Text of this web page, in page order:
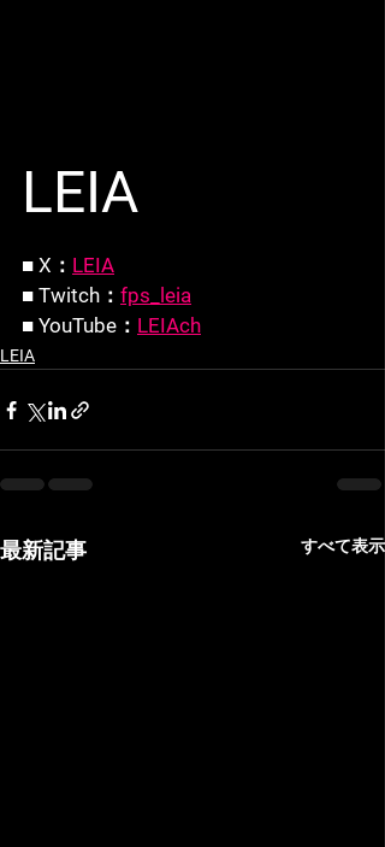
LEIA
■ X： LEIA
■ Twitch： fps_leia
■ YouTube： LEIAch
LEIA
最新記事 すべて表示